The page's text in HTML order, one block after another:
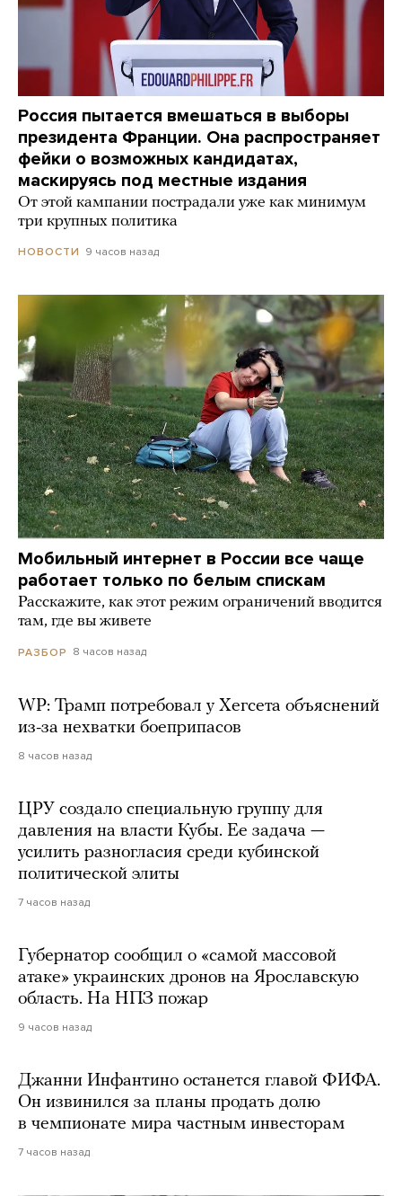
Россия пытается вмешаться в выборы
президента Франции. Она распространяет
фейки о возможных кандидатах,
маскируясь под местные издания
От этой кампании пострадали уже как минимум
три крупных политика
НОВОСТИ 9 часов назад
Мобильный интернет в России все чаще
работает только по белым спискам
Расскажите, как этот режим ограничений вводится
там, где вы живете
РАЗБОР 8 часов назад
WP: Трамп потребовал у Хегсета объяснений
из-за нехватки боеприпасов
8 часов назад
ЦРУ создало специальную группу для
давления на власти Кубы. Ее задача —
усилить разногласия среди кубинской
политической элиты
7 часов назад
Губернатор сообщил о «самой массовой
атаке» украинских дронов на Ярославскую
область. На НПЗ пожар
9 часов назад
Джанни Инфантино останется главой ФИФА.
Он извинился за планы продать долю
в чемпионате мира частным инвесторам
7 часов назад